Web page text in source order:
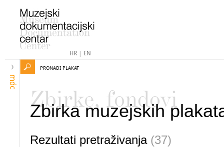
HR| EN
mdc
PRONAĐI PLAKAT
Zbirke, fondovi
Zbirka muzejskih
Rezultati pretraživanja (37)